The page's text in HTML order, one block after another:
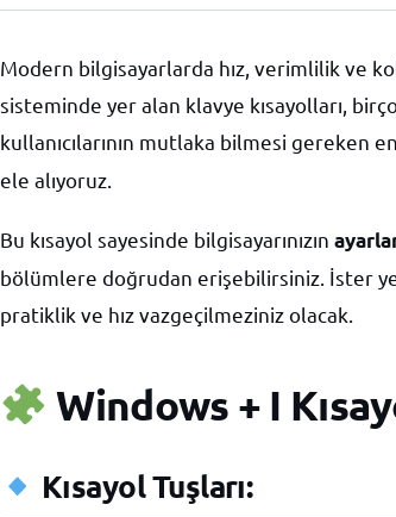
Modern bilgisayarlarda hız, verimlilik ve
sisteminde yer alan klavye kısayolları,
kullanıcılarının mutlaka bilmesi gereken
ele alıyoruz.
Bu kısayol sayesinde bilgisayarınızın
bölümlere doğrudan erişebilirsiniz. İster
pratiklik ve hız vazgeçilmeziniz olacak.
Windows + I
Kısayol Tuşları: